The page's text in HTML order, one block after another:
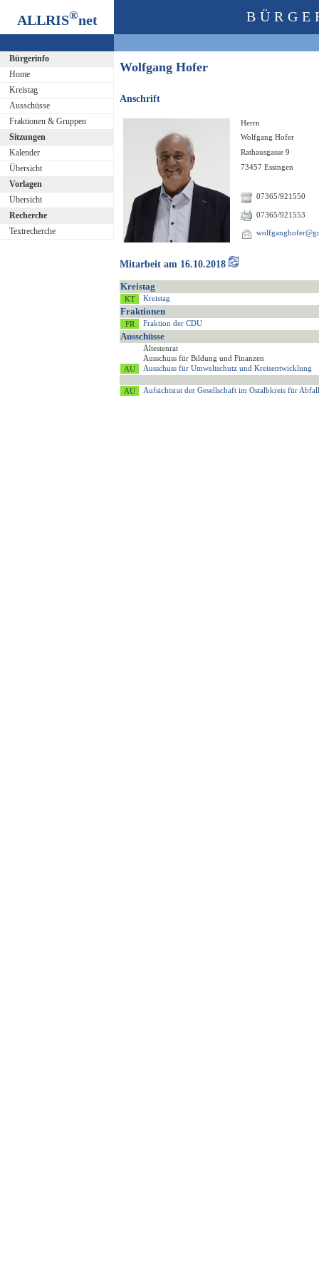
ALLRIS®net
Bürgerinfo
Home
Kreistag
Ausschüsse
Fraktionen & Gruppen
Sitzungen
Kalender
Übersicht
Vorlagen
Übersicht
Recherche
Textrecherche
Wolfgang Hofer
Anschrift
Herrn
Wolfgang Hofer
Rathausgasse 9
73457 Essingen
07365/921550
07365/921553
Mitarbeit am 16.10.2018
Kreistag
Kreistag
Fraktionen
Fraktion der CDU
Ausschüsse
Ältestenrat
Ausschuss für Bildung und Finanzen
Ausschuss für Umweltschutz und Kreisentwicklung
Aufsichtsrat der Gesellschaft im Ostalbkreis für